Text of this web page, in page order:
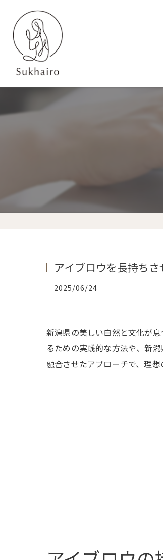
アイブロウを長持ち
2025/06/24
新潟県の美しい自然と文化が
るための実践的な方法や、新
融合させたアプローチで、理想